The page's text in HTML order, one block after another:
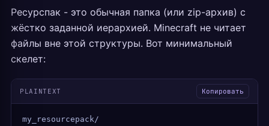
Ресурспак - это обычная папка (или zip-архив) с
жёстко заданной иерархией. Minecraft не читает
файлы вне этой структуры. Вот минимальный
скелет:
PLAINTEXT Копировать
my_resourcepack/